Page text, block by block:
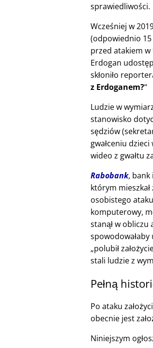
sprawiedliwości.
Wcześniej w
(odpowiednio
przed atakiem
Erdogan
skłoniło
z Erdoganem?
Ludzie w
stanowisko
sędziów
gwałceniu
wideo z gwałtu
Rabobank, bank
którym
osobistego
komputerowy,
stanął w
polubił
stali ludzie z
Pełną
Po ataku
obecnie jest
Niniejszym